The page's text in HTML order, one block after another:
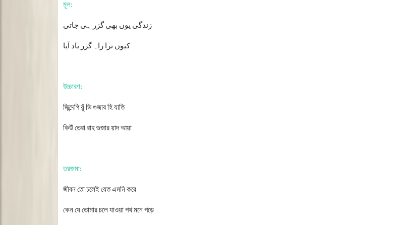
মূল:
زندگی یوں بھی گزر ہی جاتی
کیوں ترا راہ گزر یاد آیا
উচ্চারণ:
জিন্দেগিয়ুঁভিগুজারহিযাতি
কিউঁতেরারাহগুজারয়াদআয়া
তরজমা:
জীবনতোচলেইযেতএমনিকরে
কেনযেতোমারচলেযাওয়াপথমনেপড়ে